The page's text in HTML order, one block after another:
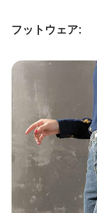
フットウェア: